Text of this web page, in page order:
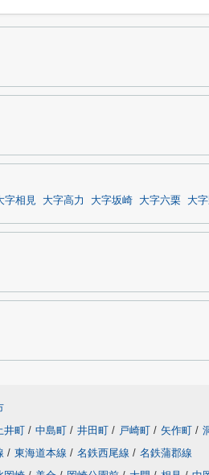
字相見 大字高力 大字坂崎 大字六栗 大
井町 / 中島町 / 井田町 / 戸崎町 / 矢作町 /
/ 東海道本線 / 名鉄西尾線 / 名鉄蒲郡線